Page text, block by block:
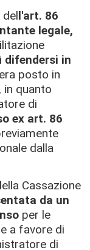
l'art. 86
legale,
difendersi in
posto in
quanto
di
o ex art. 86
dalla
Cassazione
da un
per le
a favore di
di